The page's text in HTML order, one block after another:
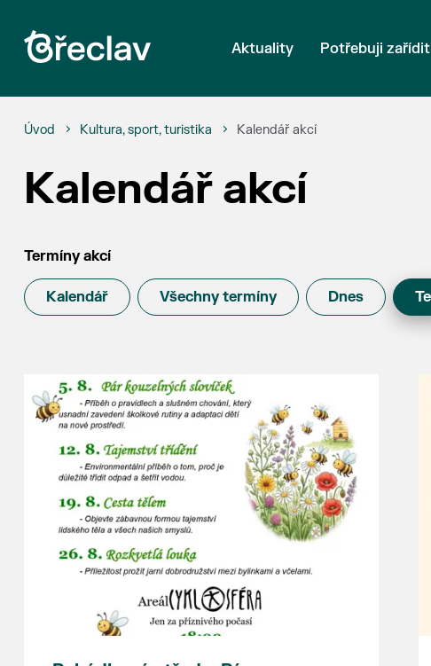
Aktuality Potřebuji zařídit
Úvod Kultura, sport, turistika Kalendář akcí
Kalendář akcí
Termíny akcí
Kalendář Všechny termíny Dnes